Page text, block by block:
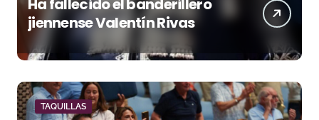
Ha fallecido el banderillero
jiennense Valentín Rivas
TAQUILLAS